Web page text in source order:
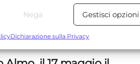
Sempre
da altre fonti di dati,
Nega Gestisci opzioni
Dichiarazione sulla Privacy